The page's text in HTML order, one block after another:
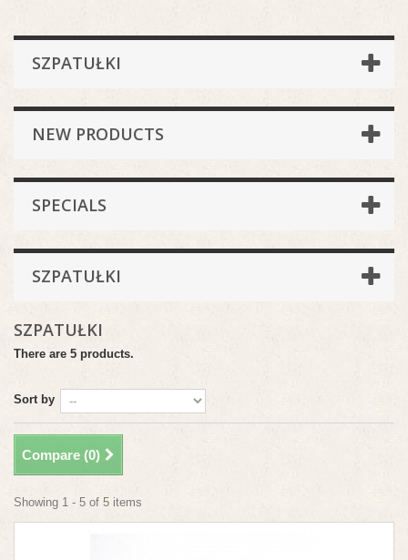
SZPATUŁKI
NEW PRODUCTS
SPECIALS
SZPATUŁKI
SZPATUŁKI
There are 5 products.
Sort by
Compare (0)
Showing 1 - 5 of 5 items